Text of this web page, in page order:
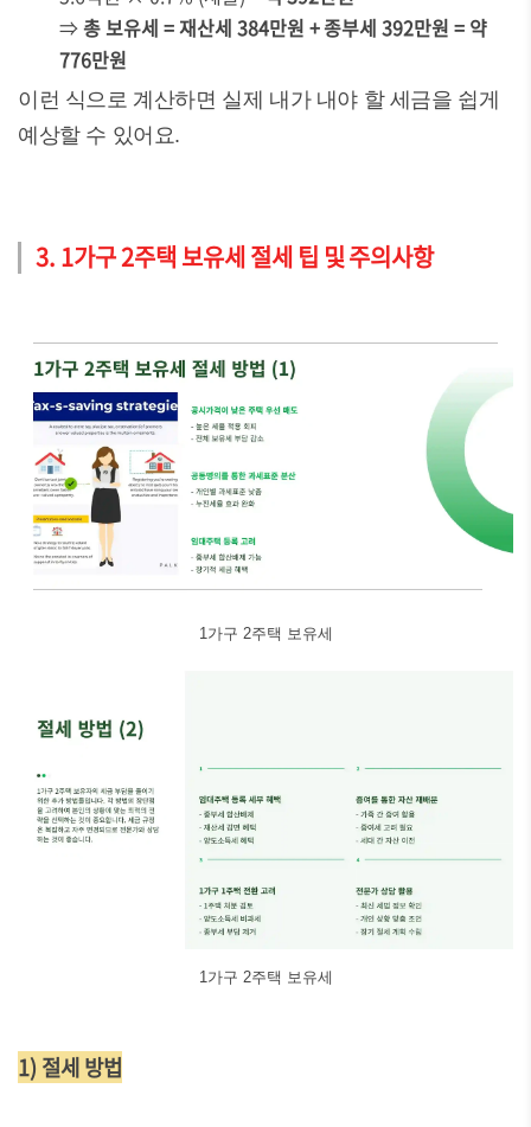
⇒총 보유세 = 재산세 384만원 + 종부세 392만원 = 약
776만원
이런 식으로 계산하면 실제 내가 내야 할 세금을 쉽게
예상할 수 있어요.
3. 1가구 2주택 보유세 절세 팁 및 주의사항
1가구 2주택 보유세
1가구 2주택 보유세
1) 절세 방법